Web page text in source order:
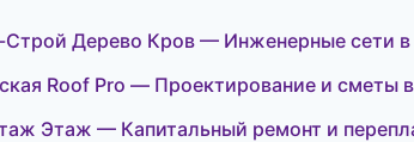
Строй Дерево Кров — Инженерные сети
Roof Pro — Проектирование и сметы
Этаж — Капитальный ремонт и